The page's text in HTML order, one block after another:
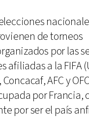
de torneos
por las
afiliadas a la FIFA
AFC y
por Francia,
por ser el país